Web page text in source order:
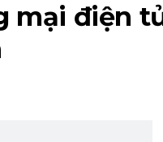
mại điện